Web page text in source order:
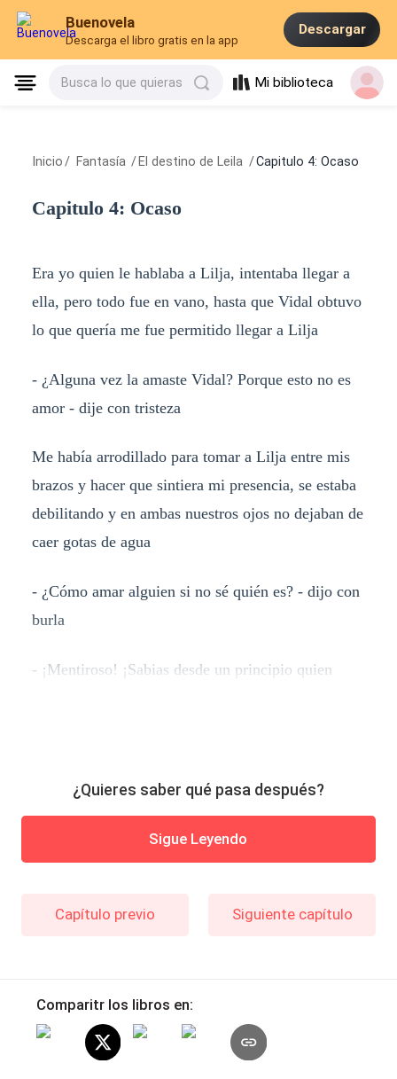
Buenovela
Descarga el libro gratis en la app
Descargar
Busca lo que quieras Mi biblioteca
Inicio / Fantasía / El destino de Leila /Capitulo 4: Ocaso
Capitulo 4: Ocaso
Era yo quien le hablaba a Lilja, intentaba llegar a
ella, pero todo fue en vano, hasta que Vidal obtuvo
lo que quería me fue permitido llegar a Lilja
- ¿Alguna vez la amaste Vidal? Porque esto no es
amor - dije con tristeza
Me había arrodillado para tomar a Lilja entre mis
brazos y hacer que sintiera mi presencia, se estaba
debilitando y en ambas nuestros ojos no dejaban de
caer gotas de agua
- ¿Cómo amar alguien si no sé quién es? - dijo con
burla
- ¡Mentiroso! ¡Sabias desde un principio quien
¿Quieres saber qué pasa después?
Sigue Leyendo
Capítulo previo Siguiente capítulo
Comparitr los libros en: